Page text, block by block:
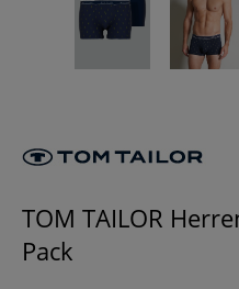
TOM TAILOR
Pack